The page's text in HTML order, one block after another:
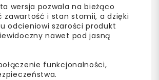
wersja pozwala na bieżąco
zawartość i stan stomii, a dzięki
odcieniowi szarości produkt
nawet pod jasną
funkcjonalności,